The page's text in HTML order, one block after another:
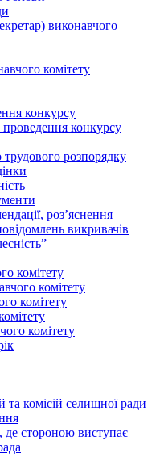
виконавчого
комітету
конкурсу
конкурсу
розпорядку
роз’яснення
викривачів
комітету
комітету
комітету
комітету
та комісій селищної ради
де стороною виступає